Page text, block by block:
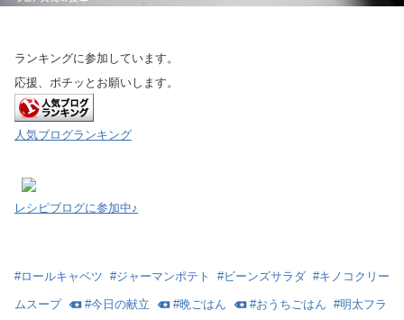
ランキングに参加しています。
応援、ポチッとお願いします。
人気ブログランキング
レシピブログに参加中♪
#ロールキャベツ #ジャーマンポテト #ビーンズサラダ #キノコクリー
ムスープ #今日の献立 #晩ごはん #おうちごはん #明太フラ